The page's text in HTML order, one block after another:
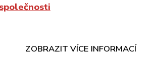
ZOBRAZIT VÍCE INFORMACÍ